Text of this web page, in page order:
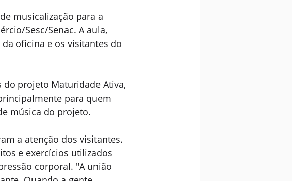
musicalização para a
Sesc/Senac. A aula,
oficina e os visitantes do
projeto Maturidade Ativa,
para quem
música do projeto.
a atenção dos visitantes.
e exercícios utilizados
corporal. "A união